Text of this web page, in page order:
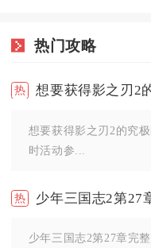
热门攻略
想要获得影之刃2
想要获得影之刃2的究
时活动参...
少年三国志2第27
少年三国志2第27章完